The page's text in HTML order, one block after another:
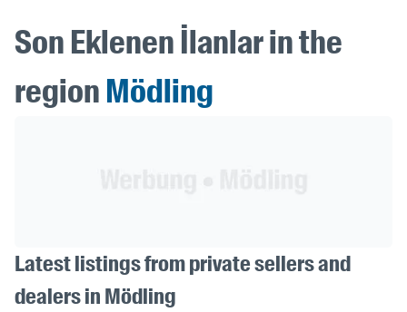
Son Eklenen İlanlar in the
regionMödling
Latest listings from private sellers and
dealers in Mödling